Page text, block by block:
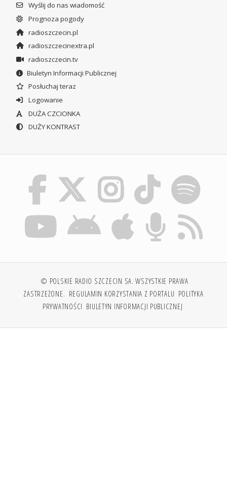
Wyślij do nas wiadomość
Prognoza pogody
radioszczecin.pl
radioszczecinextra.pl
radioszczecin.tv
Biuletyn Informacji Publicznej
Posłuchaj teraz
Logowanie
DUŻA CZCIONKA
DUŻY KONTRAST
© POLSKIE RADIO SZCZECIN SA. WSZYSTKIE PRAWA
ZASTRZEŻONE. REGULAMIN KORZYSTANIA Z PORTALU POLITYKA
PRYWATNOŚCI BIULETYN INFORMACJI PUBLICZNEJ